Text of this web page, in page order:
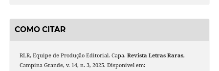
COMO CITAR
RLR, Equipe de Produção Editorial. Capa. Revista Letras Raras,
Campina Grande, v. 14, n. 3, 2025. Disponível em: